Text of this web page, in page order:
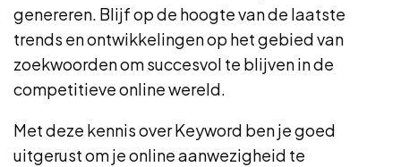
genereren. Blijf op de hoogte van de laatste
trends en ontwikkelingen op het gebied van
zoekwoorden om succesvol te blijven in de
competitieve online wereld.
Met deze kennis over Keyword ben je goed
uitgerust om je online aanwezigheid te